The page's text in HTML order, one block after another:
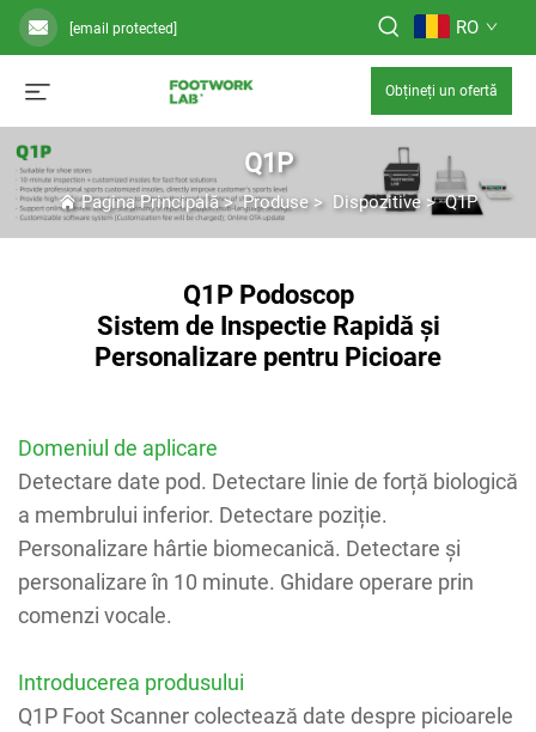
[email protected] RO
Obțineți un ofertă
Q1P
Pagina Principală>Produse> Dispozitive>Q1P
Q1P Podoscop
Sistem de Inspectie Rapidă și
Personalizare pentru Picioare
Domeniul de aplicare
Detectare date pod. Detectare linie de forță biologică
a membrului inferior. Detectare poziție.
Personalizare hârtie biomecanică. Detectare și
personalizare în 10 minute. Ghidare operare prin
comenzi vocale.
Introducerea produsului
Q1P Foot Scanner colectează date despre picioarele